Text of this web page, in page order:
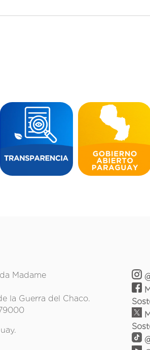
Madame
la Guerra del Chaco.